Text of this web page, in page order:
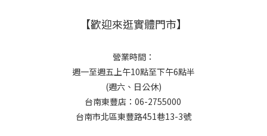
【歡迎來逛實體門市】
營業時間：
週一至週五上午10點至下午6點半
(週六、日公休)
台南東豐店：06-2755000
台南市北區東豐路451巷13-3號